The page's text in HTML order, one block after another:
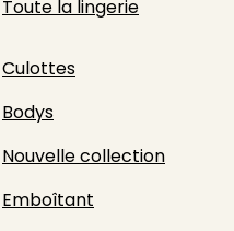
Toute la lingerie
Culottes
Bodys
Nouvelle collection
Emboîtant